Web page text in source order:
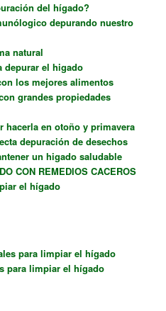
del hígado?
depurando nuestro
natural
depurar el higado
los mejores alimentos
grandes propiedades
hacerla en otoño y primavera
depuración de desechos
un higado saludable
CON REMEDIOS CACEROS
el hígado
para limpiar el hígado
para limpiar el hígado